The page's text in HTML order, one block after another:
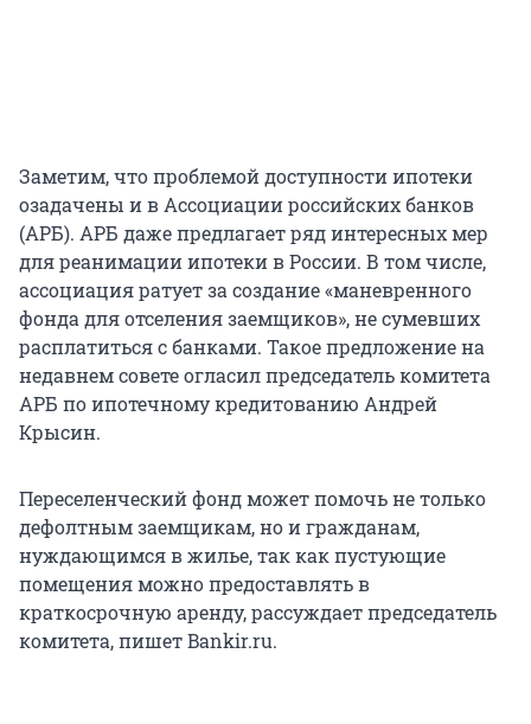
Заметим, что проблемой доступности ипотеки
озадачены и в Ассоциации российских банков
(АРБ). АРБ даже предлагает ряд интересных мер
для реанимации ипотеки в России. В том числе,
ассоциация ратует за создание «маневренного
фонда для отселения заемщиков», не сумевших
расплатиться с банками. Такое предложение на
недавнем совете огласил председатель комитета
АРБ по ипотечному кредитованию Андрей
Крысин.
Переселенческий фонд может помочь не только
дефолтным заемщикам, но и гражданам,
нуждающимся в жилье, так как пустующие
помещения можно предоставлять в
краткосрочную аренду, рассуждает председатель
комитета, пишет Bankir.ru.